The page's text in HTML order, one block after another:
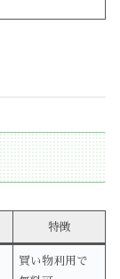
特徴
買い物利用で